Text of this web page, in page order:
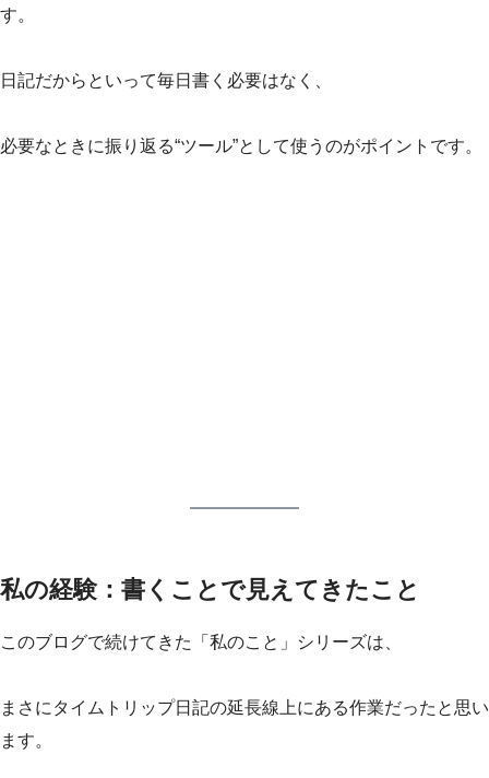
す。
日記だからといって毎日書く必要はなく、
必要なときに振り返る“ツール”として使うのがポイントです。
私の経験：書くことで見えてきたこと
このブログで続けてきた「私のこと」シリーズは、
まさにタイムトリップ日記の延長線上にある作業だったと思い
ます。